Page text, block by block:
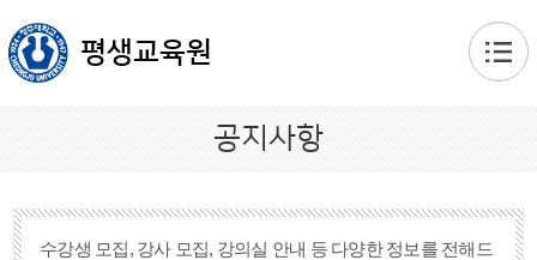
평생교육원
공지사항
수강생 모집, 강사 모집, 강의실 안내 등 다양한 정보를 전해드